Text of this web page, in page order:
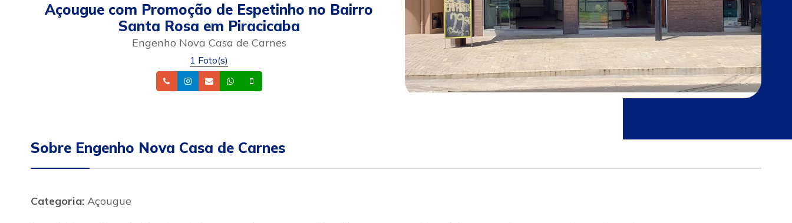
Açougue com Promoção de Espetinho no Bairro
Santa Rosa em Piracicaba
Engenho Nova Casa de Carnes
1 Foto(s)
TelefoneInstagram
Email Whatsapp
Sobre Engenho Nova Casa de Carnes
Categoria: Açougue